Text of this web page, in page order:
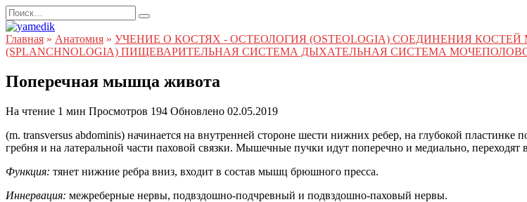
Перейти
к
содержанию
Search
for:
Главная » Анатомия » УЧЕНИЕ О КОСТЯХ - ОСТЕОЛОГИЯ (OSTEOLOGIA) СОЕДИНЕНИЯ
(SPLANCHNOLOGIA) ПИЩЕВАРИТЕЛЬНАЯ СИСТЕМА ДЫХАТЕЛЬНАЯ СИСТЕМА
Поперечная мышца живота
На чтение 1 мин Просмотров 194 Обновлено 02.05.2019
(m. transversus abdominis) начинается на внутренней стороне шести нижних ребер, на глубокой
гребня и на латеральной части паховой связки. Мышечные пучки идут поперечно и медиально,
Функция: тянет нижние ребра вниз, входит в состав мышц брюшного пресса.
Иннервация: межреберные нервы, подвздошно-подчревный и подвздошно-паховый нервы.